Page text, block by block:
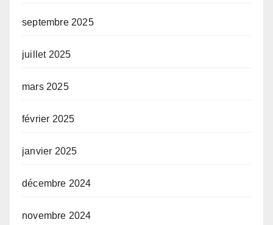
septembre 2025
juillet 2025
mars 2025
février 2025
janvier 2025
décembre 2024
novembre 2024